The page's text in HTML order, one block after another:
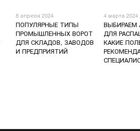
8 апреля 2024
ПОПУЛЯРНЫЕ ТИПЫ
ПРОМЫШЛЕННЫХ ВОРОТ
ДЛЯ СКЛАДОВ, ЗАВОДОВ
И ПРЕДПРИЯТИЙ
4 марта 2024
ВЫБИРАЕМ
ДЛЯ
КАКИЕ